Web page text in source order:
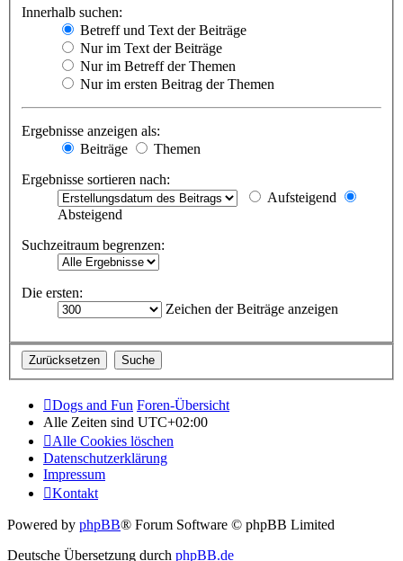
Innerhalb suchen:
Betreff und Text der Beiträge
Nur im Text der Beiträge
Nur im Betreff der Themen
Nur im ersten Beitrag der Themen
Ergebnisse anzeigen als:
Beiträge
Themen
Ergebnisse sortieren nach:
Aufsteigend
Absteigend
Suchzeitraum begrenzen:
Die ersten:
Zeichen der Beiträge anzeigen
Dogs and Fun Foren-Übersicht
Alle Zeiten sind UTC+02:00
Alle Cookies löschen
Datenschutzerklärung
Impressum
Kontakt
Powered by phpBB® Forum Software © phpBB Limited
Deutsche Übersetzung durch phpBB.de